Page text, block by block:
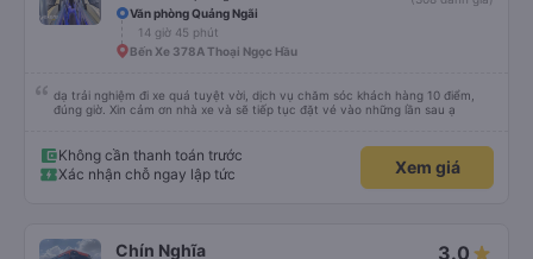
Văn phòng Quảng Ngãi
14 giờ 45 phút
Bến Xe 378A Thoại Ngọc Hầu
dạ trải nghiệm đi xe quá tuyệt vời, dịch vụ chăm sóc khách hàng 10 điểm,
đúng giờ. Xin cảm ơn nhà xe và sẽ tiếp tục đặt vé vào những lần sau ạ
Không cần thanh toán trước
Xác nhận chỗ ngay lập tức
Xem giá
Chín Nghĩa 3.0